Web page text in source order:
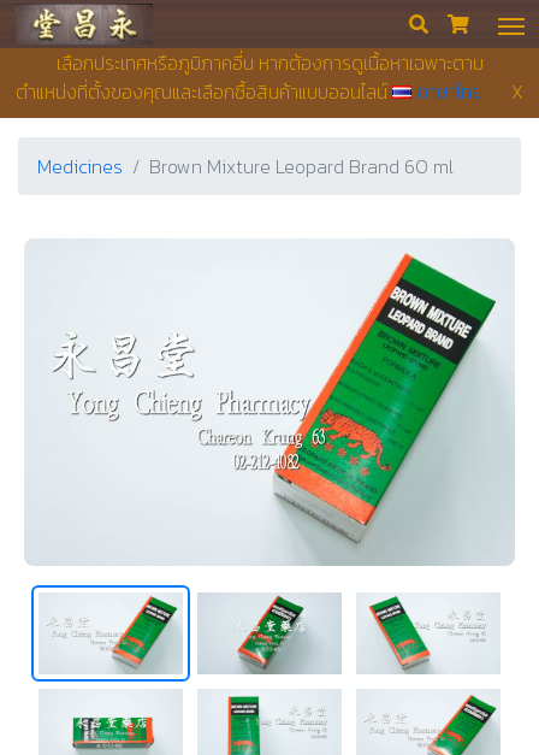
เลือกประเทศหรือภูมิภาคอื่น หากต้องการดูเนื้อหาเฉพาะตาม
ตำแหน่งที่ตั้งของคุณและเลือกซื้อสินค้าแบบออนไลน์
ภาษาไทย X
Yong Chieng Pharmacy  
Medicines Brown Mixture Leopard Brand 60 ml